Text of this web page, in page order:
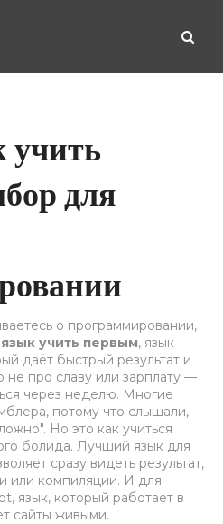
учить
для
о программировании,
учить первым, язык
даёт быстрый результат и
не про славу или зарплату —
через неделю. Многие
потому что слышали,
Но это как учиться
болида. Лучший язык для
сразу видеть результат,
или компиляции. И для
, язык, который работает в
сайты живыми.